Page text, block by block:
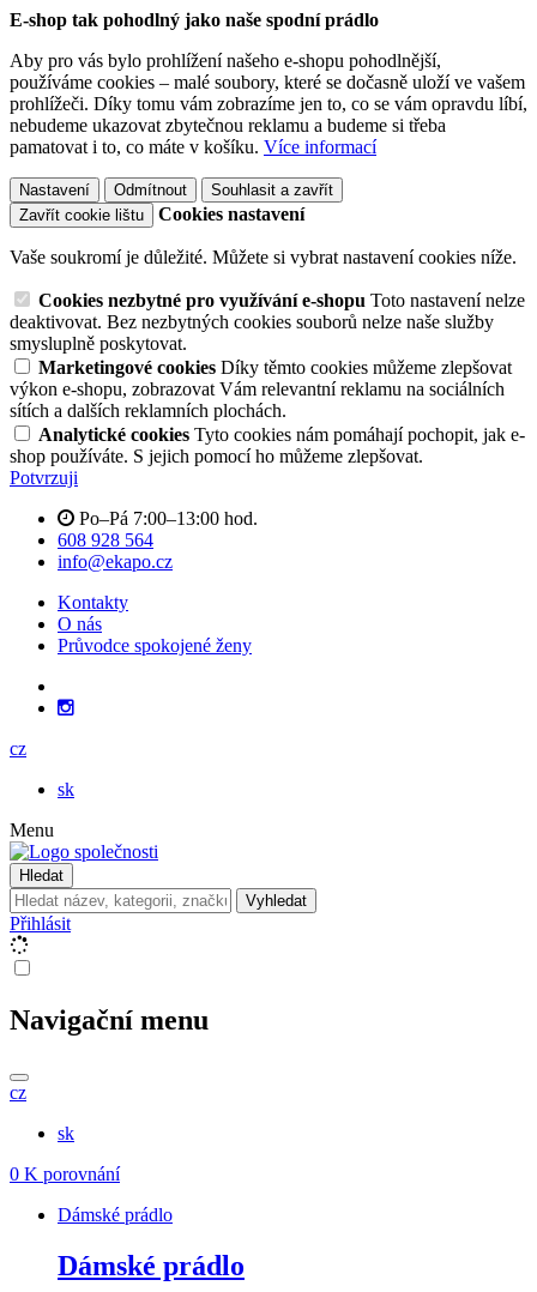
E-shop tak pohodlný jako naše spodní prádlo
Aby pro vás bylo prohlížení našeho e-shopu pohodlnější,
používáme cookies – malé soubory, které se dočasně uloží ve vašem
prohlížeči. Díky tomu vám zobrazíme jen to, co se vám opravdu líbí,
nebudeme ukazovat zbytečnou reklamu a budeme si třeba
pamatovat i to, co máte v košíku. Více informací
Nastavení Odmítnout
Souhlasit a zavřít
Zavřít cookie lištu
Cookies nastavení
Vaše soukromí je důležité. Můžete si vybrat nastavení cookies níže.
Cookies nezbytné pro využívání e-shopu Toto nastavení nelze
deaktivovat. Bez nezbytných cookies souborů nelze naše služby
smysluplně poskytovat.
Marketingové cookies Díky těmto cookies můžeme zlepšovat
výkon e-shopu, zobrazovat Vám relevantní reklamu na sociálních
sítích a dalších reklamních plochách.
Analytické cookies Tyto cookies nám pomáhají pochopit, jak e-
shop používáte. S jejich pomocí ho můžeme zlepšovat.
Potvrzuji
Po–Pá 7:00–13:00 hod.
608 928 564
info@ekapo.cz
Kontakty
O nás
Průvodce spokojené ženy
cz
sk
Menu
Hledat
Vyhledat
Přihlásit
Navigační menu
cz
sk
0 K porovnání
Dámské prádlo
Dámské prádlo